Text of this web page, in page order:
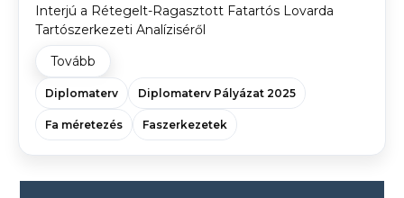
Interjú a Rétegelt-Ragasztott Fatartós Lovarda
Tartószerkezeti Analíziséről
Tovább
Diplomaterv Diplomaterv Pályázat 2025
Fa méretezés Faszerkezetek